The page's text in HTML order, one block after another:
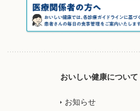
おいしい健康について
お知らせ